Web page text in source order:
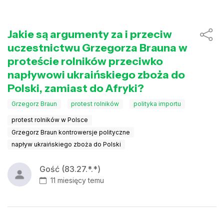
Jakie są argumenty za i przeciw
uczestnictwu Grzegorza Brauna w
proteście rolników przeciwko
napływowi ukraińskiego zboża do
Polski, zamiast do Afryki?
Grzegorz Braun protest rolników polityka importu
protest rolników w Polsce
Grzegorz Braun kontrowersje polityczne
napływ ukraińskiego zboża do Polski
Gość (83.27.*.*)
11 miesięcy temu